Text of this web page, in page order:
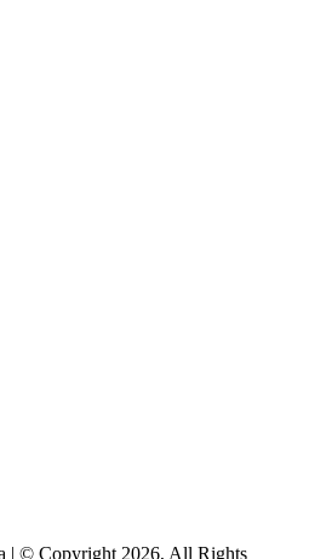
| © Copyright 2026, All Rights